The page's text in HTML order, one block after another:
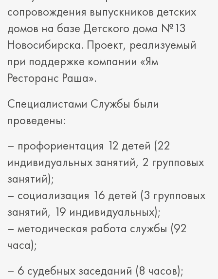
сопровождения выпускников детских
домов на базе Детского дома №13
Новосибирска. Проект, реализуемый
при поддержке компании «Ям
Ресторанс Раша».
Специалистами Службы были
проведены:
– профориентация 12 детей (22
индивидуальных занятий, 2 групповых
занятий);
– социализация 16 детей (3 групповых
занятий, 19 индивидуальных);
– методическая работа службы (92
часа);
– 6 судебных заседаний (8 часов);